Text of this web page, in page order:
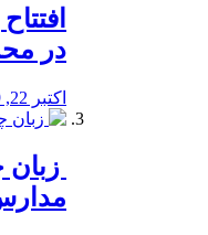
در
اکتبر 22, 2019